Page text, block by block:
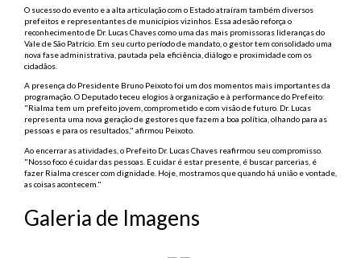
O sucesso do evento e a alta articulação com o Estado atraíram também diversos
prefeitos e representantes de municípios vizinhos. Essa adesão reforça o
reconhecimento de Dr. Lucas Chaves como uma das mais promissoras lideranças do
Vale de São Patrício. Em seu curto período de mandato, o gestor tem consolidado uma
nova fase administrativa, pautada pela eficiência, diálogo e proximidade com os
cidadãos.
A presença do Presidente Bruno Peixoto foi um dos momentos mais importantes da
programação. O Deputado teceu elogios à organização e à performance do Prefeito:
"Rialma tem um prefeito jovem, comprometido e com visão de futuro. Dr. Lucas
representa uma nova geração de gestores que fazem a boa política, olhando para as
pessoas e para os resultados," afirmou Peixoto.
Ao encerrar as atividades, o Prefeito Dr. Lucas Chaves reafirmou seu compromisso.
"Nosso foco é cuidar das pessoas. E cuidar é estar presente, é buscar parcerias, é
fazer Rialma crescer com dignidade. Hoje, mostramos que quando há união e vontade,
as coisas acontecem."
Galeria de Imagens